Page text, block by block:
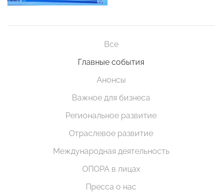
Все
Главные события
Анонсы
Важное для бизнеса
Региональное развитие
Отраслевое развитие
Международная деятельность
ОПОРА в лицах
Пресса о нас